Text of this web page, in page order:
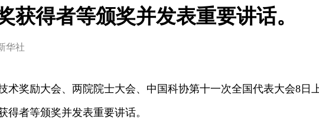
获得者等颁奖并发表重要讲话。
华社
术奖励大会、两院院士大会、中国科协第十一次全国代表大会8日
得者等颁奖并发表重要讲话。